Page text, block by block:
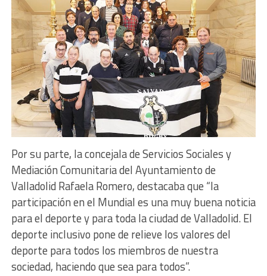
Por su parte, la concejala de Servicios Sociales y
Mediación Comunitaria del Ayuntamiento de
Valladolid Rafaela Romero, destacaba que “la
participación en el Mundial es una muy buena noticia
para el deporte y para toda la ciudad de Valladolid. El
deporte inclusivo pone de relieve los valores del
deporte para todos los miembros de nuestra
sociedad, haciendo que sea para todos”.